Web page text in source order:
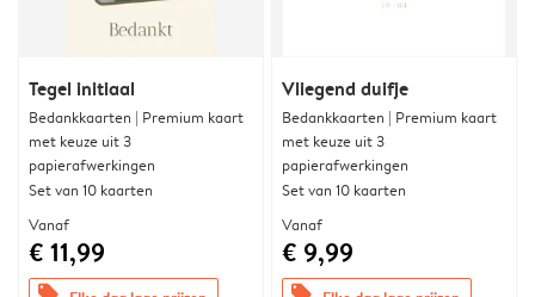
Tegel initiaal
Bedankkaarten | Premium kaart
met keuze uit 3
papierafwerkingen
Set van 10 kaarten
Vanaf
€ 11,99
Vliegend duifje
Bedankkaarten | Premium kaart
met keuze uit 3
papierafwerkingen
Set van 10 kaarten
Vanaf
€ 9,99